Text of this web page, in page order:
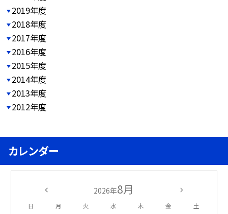
2019年度
2018年度
2017年度
2016年度
2015年度
2014年度
2013年度
2012年度
カレンダー
2026年8月
日 月 火 水 木 金 土